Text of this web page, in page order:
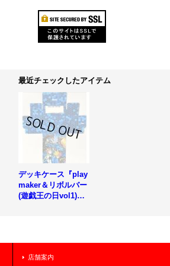
最近チェックしたアイテム
デッキケース『play
maker＆リボルバー
(遊戯王の日vol1)』
店舗案内